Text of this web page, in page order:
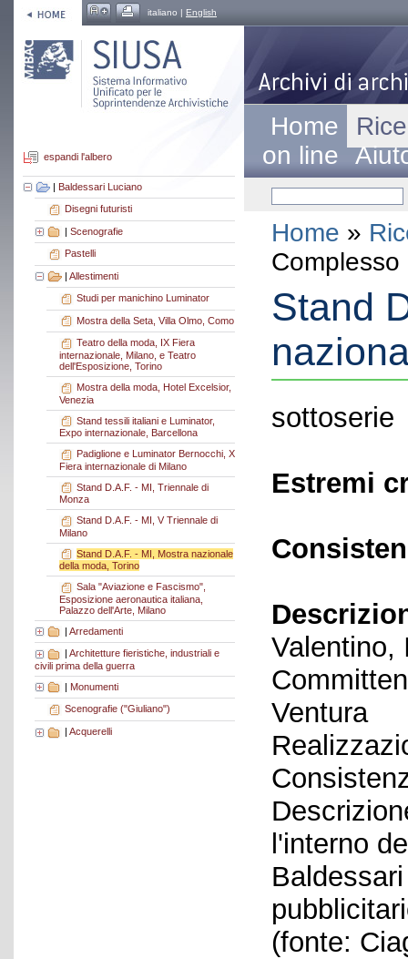
italiano | English
espandi l'albero
| Baldessari Luciano
Disegni futuristi
| Scenografie
Pastelli
| Allestimenti
Studi per manichino Luminator
Mostra della Seta, Villa Olmo, Como
Teatro della moda, IX Fiera
internazionale, Milano, e Teatro
dell'Esposizione, Torino
Mostra della moda, Hotel Excelsior,
Venezia
Stand tessili italiani e Luminator,
Expo internazionale, Barcellona
Padiglione e Luminator Bernocchi, X
Fiera internazionale di Milano
Stand D.A.F. - MI, Triennale di
Monza
Stand D.A.F. - MI, V Triennale di
Milano
Stand D.A.F. - MI, Mostra nazionale
della moda, Torino
Sala "Aviazione e Fascismo",
Esposizione aeronautica italiana,
Palazzo dell'Arte, Milano
| Arredamenti
Architetture fieristiche, industriali e
civili prima della guerra
| Monumenti
Scenografie ("Giuliano")
| Acquerelli
Home
on line
Home »
Stand
sottoserie
Estremi
Valentino,
Ventura
l'interno
(fonte: